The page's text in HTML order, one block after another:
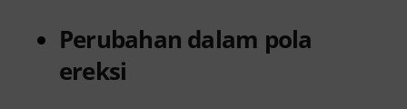
Perubahan dalam pola
ereksi